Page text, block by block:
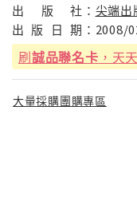
出
版 社： 尖端出
出 版 日 期： 2008/
刷誠品聯名卡 ，天
大量採購團購專區